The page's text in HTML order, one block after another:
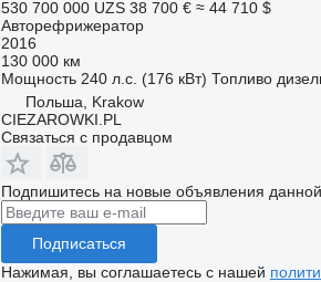
530 700 000 UZS 38 700 € ≈ 44 710 $
Авторефрижератор
2016
130 000 км
Мощность 240 л.с. (176 кВт) Топливо
Польша, Krakow
CIEZAROWKI.PL
Связаться с продавцом
Подпишитесь на новые объявления
Подписаться
Нажимая, вы соглашаетесь с нашей